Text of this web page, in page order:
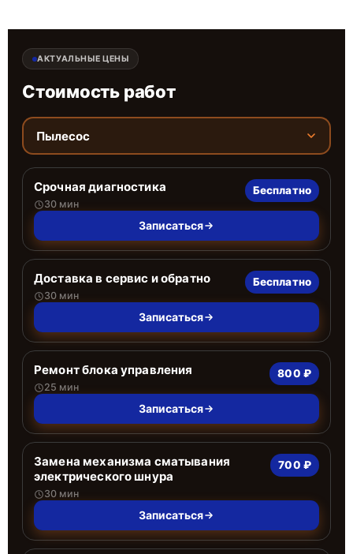
АКТУАЛЬНЫЕ ЦЕНЫ
Стоимость работ
Пылесос
Срочная диагностика
30 мин
Бесплатно
Записаться
Доставка в сервис и обратно
30 мин
Бесплатно
Записаться
Ремонт блока управления
25 мин
800 ₽
Записаться
Замена механизма сматывания
электрического шнура
30 мин
700 ₽
Записаться